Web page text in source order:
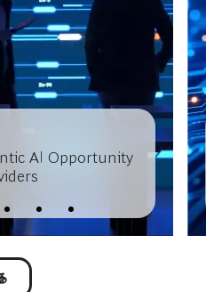
AI Opportunity